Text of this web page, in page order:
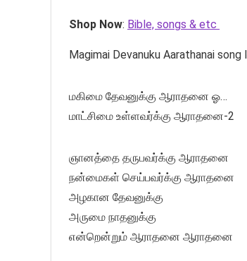
Shop Now: Bible, songs & etc
Magimai Devanuku Aarathanai
மகிமை தேவனுக்கு ஆராதனை ஓ…
மாட்சிமை உள்ளவர்க்கு ஆராதனை-2
ஞானத்தை தருபவர்க்கு ஆராதனை
நன்மைகள் செய்பவர்க்கு ஆராதனை
அழகான தேவனுக்கு
அருமை நாதனுக்கு
என்றென்றும் ஆராதனை ஆராதனை